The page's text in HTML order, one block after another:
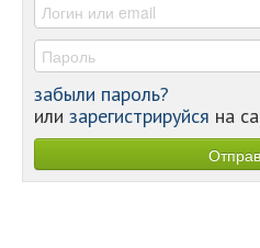
забыли пароль?
или зарегистрируйся на